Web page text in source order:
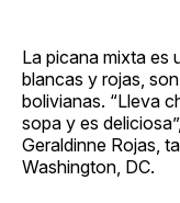
La picana mixta es
blancas y rojas,
bolivianas. “Lleva
sopa y es
Geraldinne Rojas,
Washington, DC.